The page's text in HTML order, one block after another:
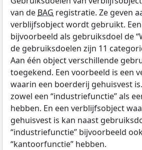
van de BAG registratie. Ze geven
verblijfsobject wordt gebruikt.
bijvoorbeeld als gebruiksdoel de
de gebruiksdoelen zijn 11
Aan één object verschillende
toegekend. Een voorbeeld is een
waarin een boerderij gehuisvest
zowel een “industriefunctie” als
hebben. En een verblijfsobject
gehuisvest is kan naast
“industriefunctie” bijvoorbeeld
“kantoorfunctie” hebben.